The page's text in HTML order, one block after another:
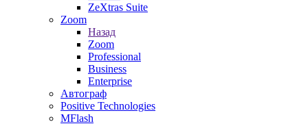
ZeXtras Suite
Zoom
Назад
Zoom
Professional
Business
Enterprise
Автограф
Positive Technologies
MFlash